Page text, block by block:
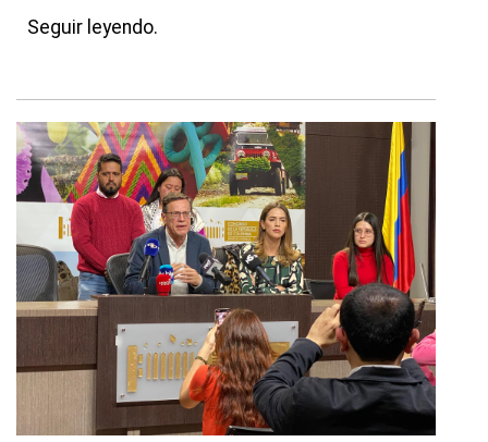
Seguir leyendo.